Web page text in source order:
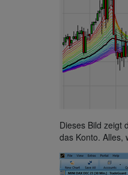
Dieses Bild zeigt
das Konto. Alles,